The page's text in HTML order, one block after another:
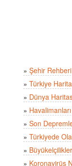
» Şehir Rehberi
» Türkiye
» Dünya
»
» Son
» Türkiyede
»
» Koronavirüs